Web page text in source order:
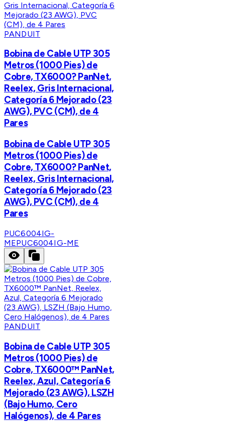
PANDUIT
Bobina de Cable UTP 305
Metros (1000 Pies) de
Cobre, TX6000? PanNet,
Reelex, Gris Internacional,
Categoría 6 Mejorado (23
AWG), PVC (CM), de 4
Pares
Bobina de Cable UTP 305
Metros (1000 Pies) de
Cobre, TX6000? PanNet,
Reelex, Gris Internacional,
Categoría 6 Mejorado (23
AWG), PVC (CM), de 4
Pares
PUC6004IG-
MEPUC6004IG-ME
PANDUIT
Bobina de Cable UTP 305
Metros (1000 Pies) de
Cobre, TX6000™ PanNet,
Reelex, Azul, Categoría 6
Mejorado (23 AWG), LSZH
(Bajo Humo, Cero
Halógenos), de 4 Pares